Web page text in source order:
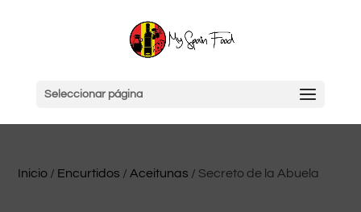
Seleccionar página
Inicio / Encurtidos / Aceitunas / Secreto de la Abuela